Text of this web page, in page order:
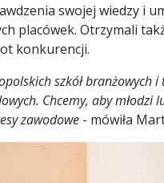
swojej wiedzy i
placówek. Otrzymali
konkurencji.
szkół branżowych
Chcemy, aby
zawodowe - mówiła